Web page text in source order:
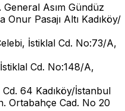
Asım Gündüz
Pasajı Altı Kadıköy/
İstiklal Cd. No:73/A,
Cd. No:148/A,
64 Kadıköy/İstanbul
Ortabahçe Cad. No 20